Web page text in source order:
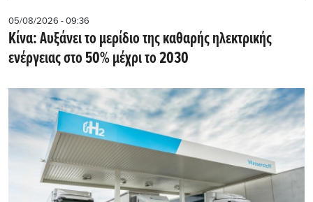
05/08/2026 - 09:36
Κίνα: Αυξάνει το μερίδιο της καθαρής ηλεκτρικής
ενέργειας στο 50% μέχρι το 2030